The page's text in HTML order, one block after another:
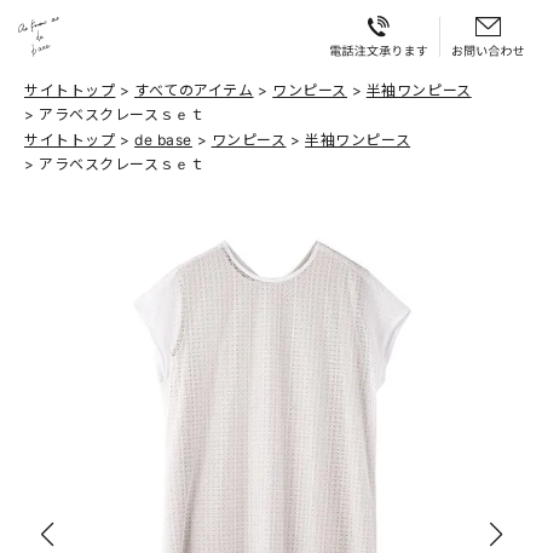
サイトトップ すべてのアイテム ワンピース
半袖ワンピース
アラベスクレースｓｅｔ
サイトトップ
de base ワンピース
半袖ワンピース
アラベスクレースｓｅｔ